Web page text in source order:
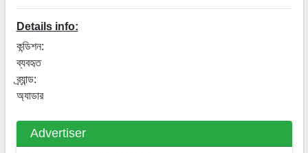
Details info:
কন্ডিশন:
ব্যবহৃত
ব্র্যান্ড:
অ্যাডার
Advertiser